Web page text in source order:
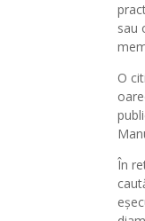
sau
O
În